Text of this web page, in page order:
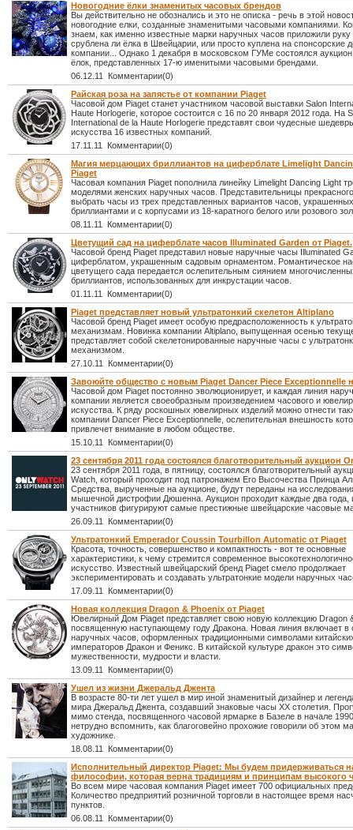
Новогодние ёлки знаменитых часовых брендов
Вы действительно не обознались и это не описка - речь в этой
новогодние елки, созданные знаменитыми часовыми компаниями.
знаем, как именно известные марки наручных часов приложили руку
срублена ли ёлка в Швейцарии, или просто куплена на спонсорские
компании... Однако 1 декабря в московском ГУМе состоялся аукцион
ёлок, представленных 17-ю именитыми часовыми брендами.
06.12.11 Комментарии(0)
Райская роза на запястье от компании Piaget
Часовой дом Piaget станет участником часовой выставки Salon
Haute Horlogerie, которое состоится с 16 по 20 января 2012 года. На
International de la Haute Horlogerie представят свои чудесные
искусства 16 известных компаний.
17.11.11 Комментарии(0)
Магия мерцающих бриллиантов на циферблате Limelight
Piaget
Часовая компания Piaget пополнила линейку Limelight Dancing Light
моделями женских наручных часов. Представительницы
выбрать часы из трех представленных вариантов часов, украшенных
бриллиантами и с корпусами из 18-каратного белого или розового
08.11.11 Комментарии(0)
Цветущий сад на циферблате часов Illuminated Garden от Piaget.
Часовой бренд Piaget представил новые наручные часы Illuminated
циферблатом, украшенным садовым орнаментом. Романтическое
цветущего сада передается ослепительным сиянием
бриллиантов, использованных для инкрустации часов.
01.11.11 Комментарии(0)
Piaget представляет новый ультратонкий скелетон Altiplano
Часовой бренд Piaget имеет особую предрасположенность к
механизмам. Новинка компании Altiplano, выпущенная осенью
представляет собой скелетонированные наручные часы с
механизмом.
27.10.11 Комментарии(0)
Завоюйте общество с новым Piaget Dancer Piece Exceptionnelle
Часовой дом Piaget постоянно эволюционирует, и каждая линия
компании является своеобразным произведением часового и
искусства. К ряду роскошных ювелирных изделий можно отнести
компании Dancer Piece Exceptionnelle, ослепительная внешность
привлечет внимание в любом обществе.
15.10.11 Комментарии(0)
23 сентября 2011 года состоялся благотворительный аукцион
23 сентября 2011 года, в пятницу, состоялся благотворительный
Watch, который проходит под патронажем Его Высочества Принца
Средства, вырученные на аукционе, будут переданы на
мышечной дистрофии Дюшенна. Аукцион проходит каждые два года,
участников фигурируют самые престижные швейцарские часовые
26.09.11 Комментарии(0)
Ультратонкий Emperador Coussin Tourbillon Automatic от Piaget
Красота, точность, совершенство и компактность - вот те основные
характеристики, к чему стремится современное
искусство. Известный швейцарский бренд Piaget смело продолжает
экспериментировать и создавать ультратонкие модели наручных
17.09.11 Комментарии(0)
Новая коллекция Dragon & Phoenix от Piaget
Ювелирный Дом Piaget представляет свою новую коллекцию Dragon
посвященную наступающему году Дракона. Новая линия включает в
наручных часов, оформленных традиционными символами
императоров Дракон и Феникс. В китайской культуре дракон это
мужественности, мудрости и власти.
13.09.11 Комментарии(0)
Ушел из жизни Джеральд Джента
В возрасте 80-ти лет ушел в мир иной знаменитый дизайнер и
мира Джеральд Джента, создавший знаковые часы ХХ столетия.
мимо стенда, посвященного часовой ярмарке в Базеле в начале
нетрудно вспомнить, как благоговейно прохожие говорили об этом
художнике.
18.08.11 Комментарии(0)
Исполнительный директор Piaget: Мы будем придерживаться
философии, которая верна традициям и принципам высокого
Во всем мире часовая компания Piaget имеет 700 официальных
Количество предприятий розничной торговли в настоящее время
пунктов.
06.08.11 Комментарии(0)